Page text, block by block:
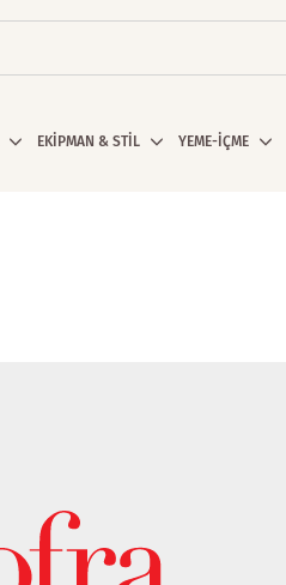
EKİPMAN & STİL YEME-İÇME